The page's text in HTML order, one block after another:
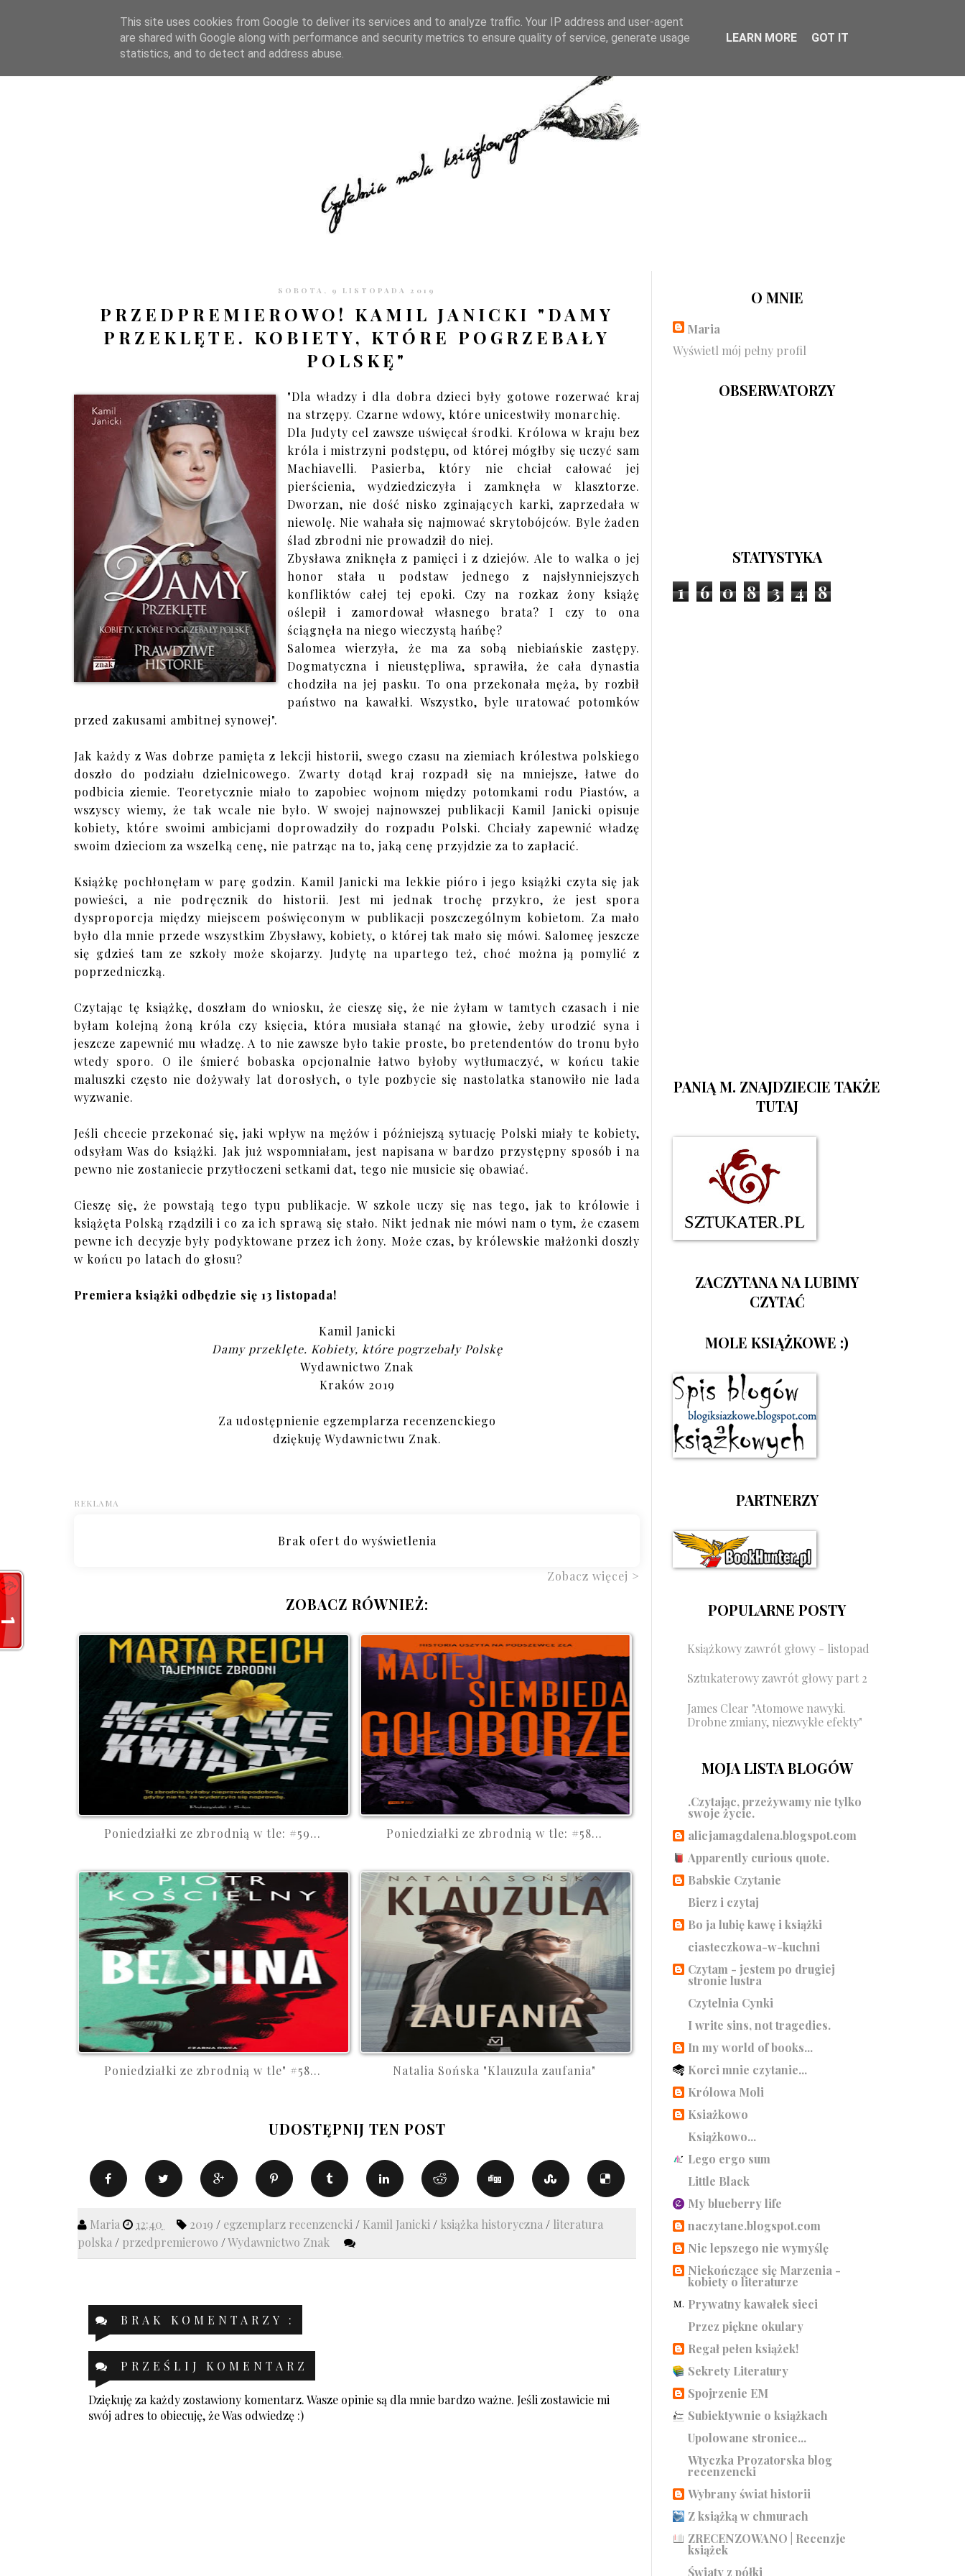
STRONA GŁÓWNA WSPÓŁPRACA RECENZJE O STRONIE KONTAKT CZYTELNIA PO GODZINACH
SOBOTA, 9 LISTOPADA 2019
PRZEDPREMIEROWO! KAMIL JANICKI "DAMY
PRZEKLĘTE. KOBIETY, KTÓRE POGRZEBAŁY
POLSKĘ"
"Dla władzy i dla dobra dzieci były gotowe rozerwać kraj
na strzępy. Czarne wdowy, które unicestwiły monarchię.
Dla Judyty cel zawsze uświęcał środki. Królowa w kraju bez
króla i mistrzyni podstępu, od której mógłby się uczyć sam
Machiavelli. Pasierba, który nie chciał całować jej
pierścienia, wydziedziczyła i zamknęła w klasztorze.
Dworzan, nie dość nisko zginających karki, zaprzedała w
niewolę. Nie wahała się najmować skrytobójców. Byle żaden
ślad zbrodni nie prowadził do niej.
Zbysława zniknęła z pamięci i z dziejów. Ale to walka o jej
honor stała u podstaw jednego z najsłynniejszych
konfliktów całej tej epoki. Czy na rozkaz żony książę
oślepił i zamordował własnego brata? I czy to ona
ściągnęła na niego wieczystą hańbę?
Salomea wierzyła, że ma za sobą niebiańskie zastępy.
Dogmatyczna i nieustępliwa, sprawiła, że cała dynastia
chodziła na jej pasku. To ona przekonała męża, by rozbił
państwo na kawałki. Wszystko, byle uratować potomków
przed zakusami ambitnej synowej".
Jak każdy z Was dobrze pamięta z lekcji historii, swego czasu na ziemiach królestwa polskiego
doszło do podziału dzielnicowego. Zwarty dotąd kraj rozpadł się na mniejsze, łatwe do
podbicia ziemie. Teoretycznie miało to zapobiec wojnom między potomkami rodu Piastów, a
wszyscy wiemy, że tak wcale nie było. W swojej najnowszej publikacji Kamil Janicki opisuje
kobiety, które swoimi ambicjami doprowadziły do rozpadu Polski. Chciały zapewnić władzę
swoim dzieciom za wszelką cenę, nie patrząc na to, jaką cenę przyjdzie za to zapłacić.
Książkę pochłonęłam w parę godzin. Kamil Janicki ma lekkie pióro i jego książki czyta się jak
powieści, a nie podręcznik do historii. Jest mi jednak trochę przykro, że jest spora
dysproporcja między miejscem poświęconym w publikacji poszczególnym kobietom. Za mało
było dla mnie przede wszystkim Zbysławy, kobiety, o której tak mało się mówi. Salomeę jeszcze
się gdzieś tam ze szkoły może skojarzy. Judytę na upartego też, choć można ją pomylić z
poprzedniczką.
Czytając tę książkę, doszłam do wniosku, że cieszę się, że nie żyłam w tamtych czasach i nie
byłam kolejną żoną króla czy księcia, która musiała stanąć na głowie, żeby urodzić syna i
jeszcze zapewnić mu władzę. A to nie zawsze było takie proste, bo pretendentów do tronu było
wtedy sporo. O ile śmierć bobaska opcjonalnie łatwo byłoby wytłumaczyć, w końcu takie
maluszki często nie dożywały lat dorosłych, o tyle pozbycie się nastolatka stanowiło nie lada
wyzwanie.
Jeśli chcecie przekonać się, jaki wpływ na mężów i późniejszą sytuację Polski miały te kobiety,
odsyłam Was do książki. Jak już wspomniałam, jest napisana w bardzo przystępny sposób i na
pewno nie zostaniecie przytłoczeni setkami dat, tego nie musicie się obawiać.
Cieszę się, że powstają tego typu publikacje. W szkole uczy się nas tego, jak to królowie i
książęta Polską rządzili i co za ich sprawą się stało. Nikt jednak nie mówi nam o tym, że czasem
pewne ich decyzje były podyktowane przez ich żony. Może czas, by królewskie małżonki doszły
w końcu po latach do głosu?
Premiera książki odbędzie się 13 listopada!
Kamil Janicki
Damy przeklęte. Kobiety, które pogrzebały Polskę
Wydawnictwo Znak
Kraków 2019
Za udostępnienie egzemplarza recenzenckiego
dziękuję Wydawnictwu Znak.
Zobacz więcej >
ZOBACZ RÓWNIEŻ:
Poniedziałki ze zbrodnią w tle: #59... Poniedziałki ze zbrodnią w tle: #58...
Poniedziałki ze zbrodnią w tle" #58... Natalia Sońska "Klauzula zaufania"
UDOSTĘPNIJ TEN POST
Maria 12:40 2019 / egzemplarz recenzencki / Kamil Janicki / książka historyczna / literatura
polska / przedpremierowo /Wydawnictwo Znak
BRAK KOMENTARZY :
PRZEŚLIJ KOMENTARZ
Dziękuję za każdy zostawiony komentarz. Wasze opinie są dla mnie bardzo ważne. Jeśli zostawicie mi
swój adres to obiecuję, że Was odwiedzę :)
O MNIE
Maria
Wyświetl mój pełny profil
OBSERWATORZY
STATYSTYKA
1 6 0 8 3 4 8
PANIĄ M. ZNAJDZIECIE TAKŻE
TUTAJ
ZACZYTANA NA LUBIMY
CZYTAĆ
MOLE KSIĄŻKOWE :)
PARTNERZY
POPULARNE POSTY
Książkowy zawrót głowy - listopad
Sztukaterowy zawrót głowy part 2
James Clear "Atomowe nawyki.
Drobne zmiany, niezwykłe efekty"
MOJA LISTA BLOGÓW
.Czytając, przeżywamy nie tylko
swoje życie.
alicjamagdalena.blogspot.com
Apparently curious quote.
Babskie Czytanie
Bierz i czytaj
Bo ja lubię kawę i książki
ciasteczkowa-w-kuchni
Czytam - jestem po drugiej
stronie lustra
Czytelnia Cynki
I write sins, not tragedies.
In my world of books...
Korci mnie czytanie...
Królowa Moli
Ksiażkowo
Książkowo...
Lego ergo sum
Little Black
My blueberry life
naczytane.blogspot.com
Nic lepszego nie wymyślę
Niekończące się Marzenia -
kobiety o literaturze
Prywatny kawałek sieci
Przez piękne okulary
Regał pełen książek!
Sekrety Literatury
Spojrzenie EM
Subiektywnie o książkach
Upolowane stronice...
Wtyczka Prozatorska blog
recenzencki
Wybrany świat historii
Z książką w chmurach
ZRECENZOWANO | Recenzje
książek
Światy z półki
This site uses cookies from Google to deliver its services and to analyze traffic. Your IP address and user-agent
are shared with Google along with performance and security metrics to ensure quality of service, generate usage
statistics, and to detect and address abuse.
LEARN MORE GOT IT